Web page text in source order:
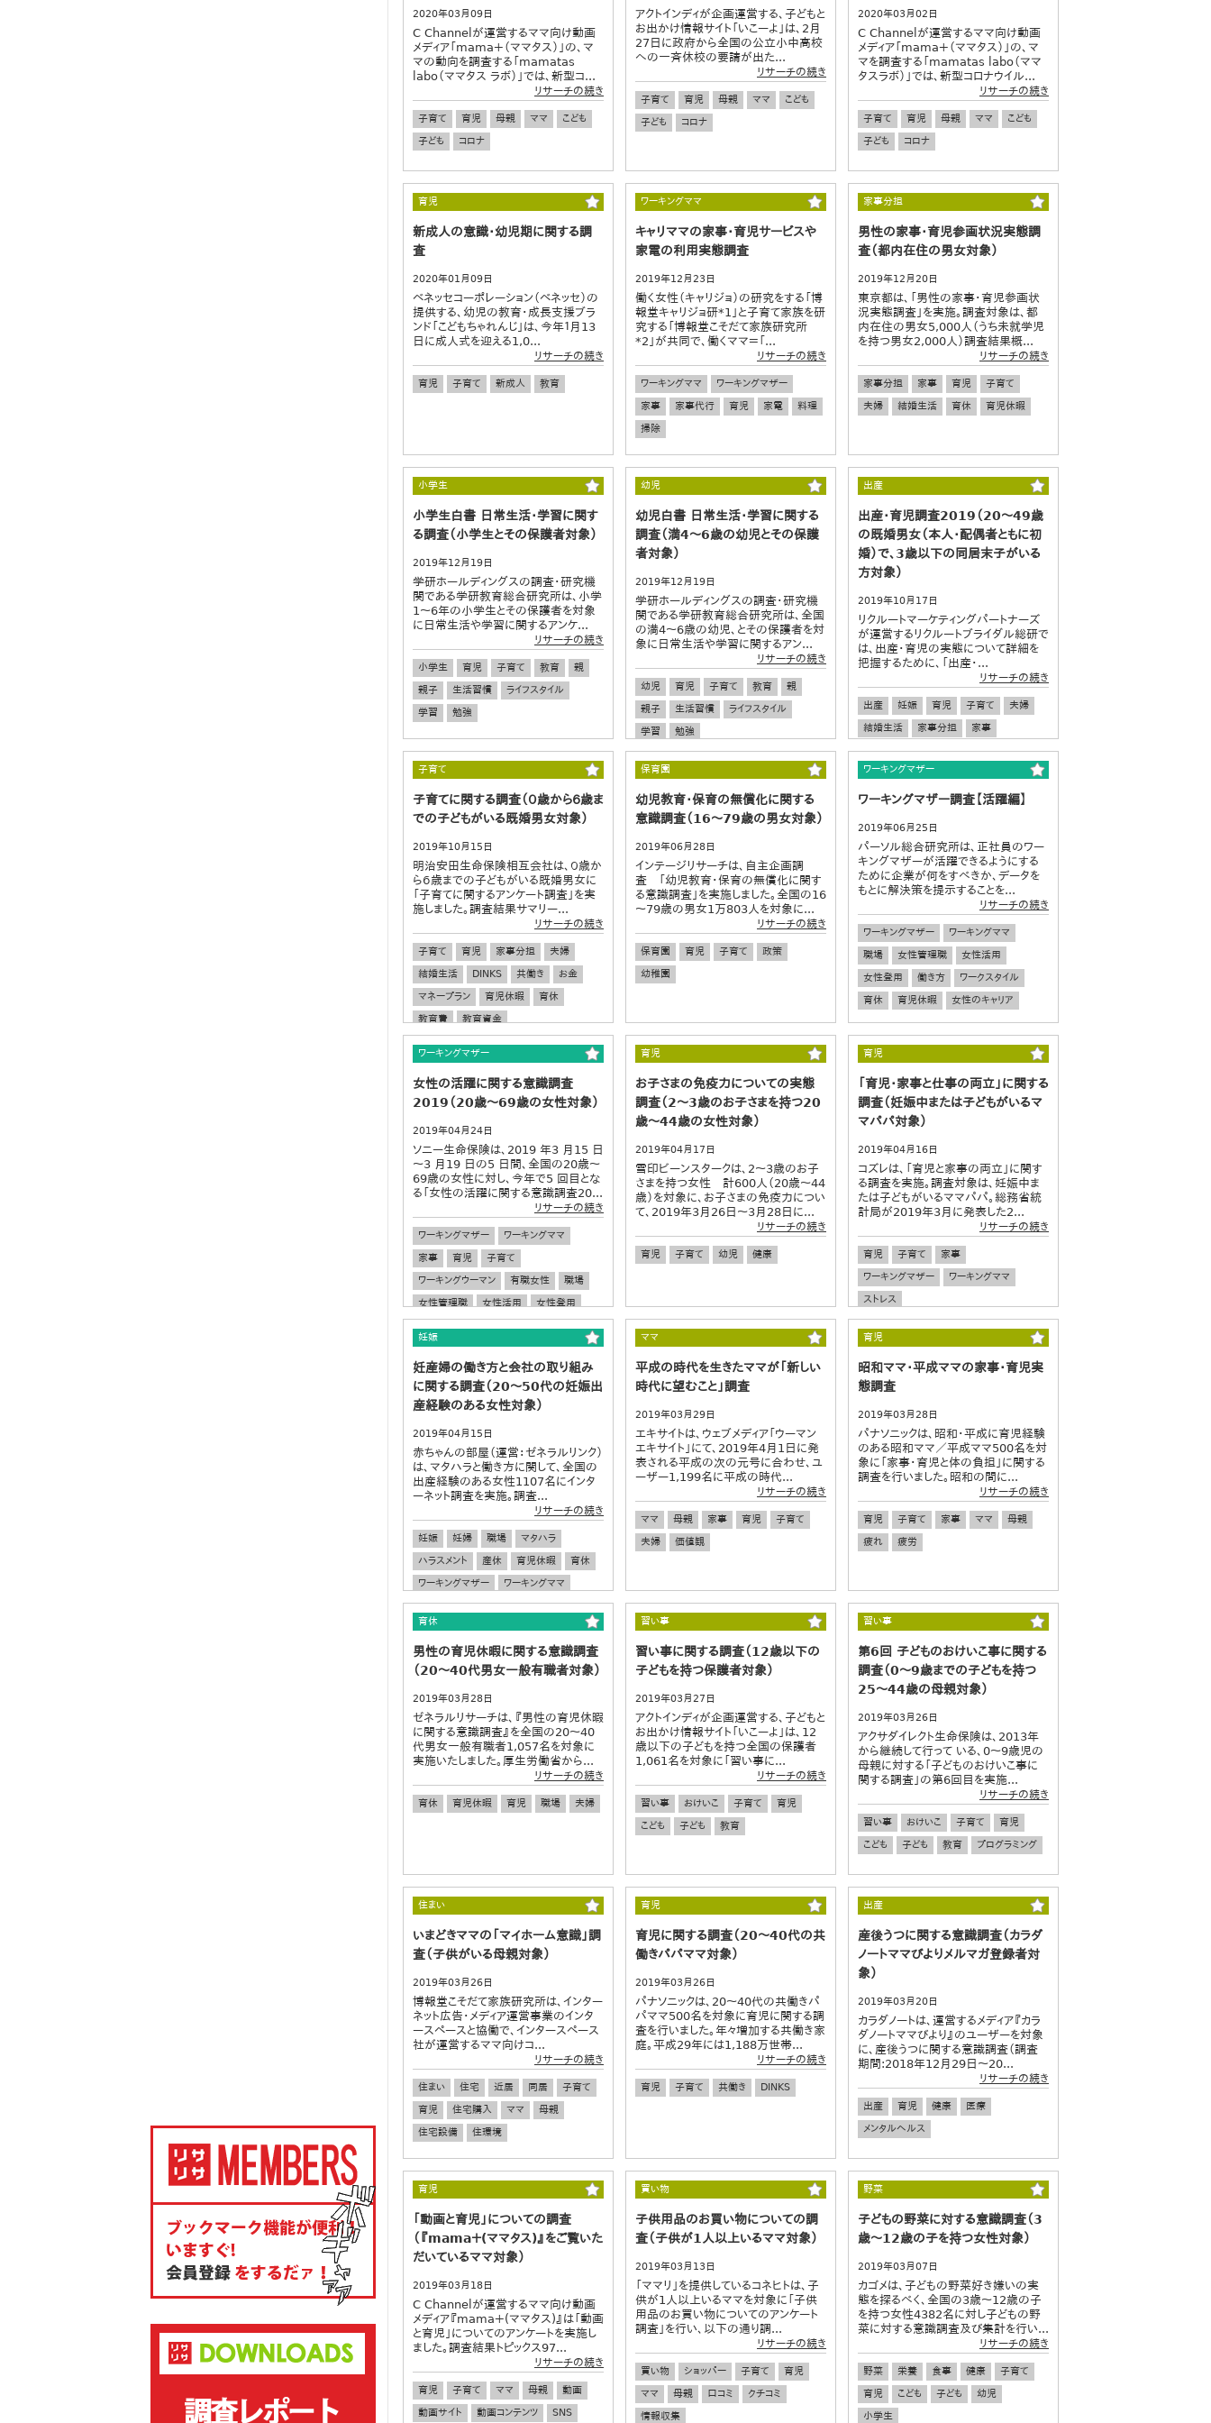
2020年03月09日
C Channelが運営するママ向け動画
メディア「mama＋（ママタス）」の、マ
マの動向を調査する「mamatas
labo（ママタス ラボ）」では、新型コ...
リサーチの続き
子育て 育児 母親 ママ
こども
子ども
コロナ
アクトインディが企画運営する、子どもと
お出かけ情報サイト「いこーよ」は、2月
27日に政府から全国の公立小中高校
への一斉休校の要請が出た...
リサーチの続き
子育て 育児 母親 ママ
こども
子ども
コロナ
2020年03月02日
C Channelが運営するママ向け動画
メディア「mama＋（ママタス）」の、マ
マを調査する「mamatas labo（ママ
タスラボ）」では、新型コロナウイル...
リサーチの続き
子育て 育児 母親 ママ
こども
子ども
コロナ
育児
新成人の意識・幼児期に関する調
査
2020年01月09日
ベネッセコーポレーション（ベネッセ）の
提供する、幼児の教育・成長支援ブラ
ンド「こどもちゃれんじ」は、今年１月13
日に成人式を迎える1,0...
リサーチの続き
育児 子育て 新成人 教育
ワーキングママ
キャリママの家事・育児サービスや
家電の利用実態調査
2019年12月23日
働く女性（キャリジョ）の研究をする「博
報堂キャリジョ研*1」と子育て家族を研
究する「博報堂こそだて家族研究所
*2」が共同で、働くママ＝「...
リサーチの続き
ワーキングママ
ワーキングマザー
家事
家事代行 育児 家電
料理
掃除
家事分担
男性の家事・育児参画状況実態調
査（都内在住の男女対象）
2019年12月20日
東京都は、「男性の家事・育児参画状
況実態調査」を実施。調査対象は、都
内在住の男女5,000人（うち未就学児
を持つ男女2,000人）調査結果概...
リサーチの続き
家事分担 家事 育児
子育て
夫婦
結婚生活 育休 育児休暇
小学生
小学生白書 日常生活・学習に関す
る調査（小学生とその保護者対象）
2019年12月19日
学研ホールディングスの調査・研究機
関である学研教育総合研究所は、小学
1～6年の小学生とその保護者を対象
に日常生活や学習に関するアンケ...
リサーチの続き
小学生 育児 子育て 教育
親
親子
生活習慣
ライフスタイル
学習
勉強
幼児
幼児白書 日常生活・学習に関する
調査（満4～6歳の幼児とその保護
者対象）
2019年12月19日
学研ホールディングスの調査・研究機
関である学研教育総合研究所は、全国
の満4～6歳の幼児、とその保護者を対
象に日常生活や学習に関するアン...
リサーチの続き
幼児 育児 子育て 教育
親
親子
生活習慣
ライフスタイル
学習
勉強
出産
出産・育児調査2019（20～49歳
の既婚男女（本人・配偶者ともに初
婚）で、3歳以下の同居末子がいる
方対象）
2019年10月17日
リクルートマーケティングパートナーズ
が運営するリクルートブライダル総研で
は、出産・育児の実態について詳細を
把握するために、「出産・...
リサーチの続き
出産 妊娠 育児 子育て
夫婦
結婚生活
家事分担 家事
子育て
子育てに関する調査（０歳から６歳ま
での子どもがいる既婚男女対象）
2019年10月15日
明治安田生命保険相互会社は、０歳か
ら６歳までの子どもがいる既婚男女に
「子育てに関するアンケート調査」を実
施しました。調査結果サマリー...
リサーチの続き
子育て 育児 家事分担
夫婦
結婚生活
DINKS 共働き
お金
マネープラン
育児休暇
育休
教育費
教育資金
保育園
幼児教育・保育の無償化に関する
意識調査（16～79歳の男女対象）
2019年06月28日
インテージリサーチは、自主企画調
査 「幼児教育・保育の無償化に関す
る意識調査」を実施しました。全国の16
～79歳の男女1万803人を対象に...
リサーチの続き
保育園 育児 子育て
政策
幼稚園
ワーキングマザー
ワーキングマザー調査【活躍編】
2019年06月25日
パーソル総合研究所は、正社員のワー
キングマザーが活躍できるようにする
ために企業が何をすべきか、データを
もとに解決策を提示することを...
リサーチの続き
ワーキングマザー
ワーキングママ
職場
女性管理職
女性活用
女性登用
働き方
ワークスタイル
育休
育児休暇 女性のキャリア
ワーキングマザー
女性の活躍に関する意識調査
2019（20歳～69歳の女性対象）
2019年04月24日
ソニー生命保険は、2019 年3 月15 日
～3 月19 日の5 日間、全国の20歳～
69歳の女性に対し、今年で5 回目とな
る「女性の活躍に関する意識調査20...
リサーチの続き
ワーキングマザー
ワーキングママ
家事
育児
子育て
ワーキングウーマン
有職女性
職場
女性管理職
女性活用
女性登用
育児
お子さまの免疫力についての実態
調査（2～3歳のお子さまを持つ20
歳～44歳の女性対象）
2019年04月17日
雪印ビーンスタークは、2～3歳のお子
さまを持つ女性 計600人（20歳～44
歳）を対象に、お子さまの免疫力につい
て、2019年3月26日～3月28日に...
リサーチの続き
育児 子育て 幼児 健康
育児
「育児・家事と仕事の両立」に関する
調査（妊娠中または子どもがいるマ
マパパ対象）
2019年04月16日
コズレは、「育児と家事の両立」に関す
る調査を実施。調査対象は、妊娠中ま
たは子どもがいるママパパ。総務省統
計局が2019年3月に発表した2...
リサーチの続き
育児 子育て
家事
ワーキングマザー
ワーキングママ
ストレス
妊娠
妊産婦の働き方と会社の取り組み
に関する調査（20～50代の妊娠出
産経験のある女性対象）
2019年04月15日
赤ちゃんの部屋（運営：ゼネラルリンク）
は、マタハラと働き方に関して、全国の
出産経験のある女性1107名にインタ
ーネット調査を実施。調査...
リサーチの続き
妊娠 妊婦 職場
マタハラ
ハラスメント
産休 育児休暇
育休
ワーキングマザー
ワーキングママ
働き方
ワークスタイル
ママ
平成の時代を生きたママが「新しい
時代に望むこと」調査
2019年03月29日
エキサイトは、ウェブメディア「ウーマン
エキサイト」にて、2019年4月1日に発
表される平成の次の元号に合わせ、ユ
ーザー1,199名に平成の時代...
リサーチの続き
ママ 母親 家事 育児
子育て
夫婦
価値観
育児
昭和ママ・平成ママの家事・育児実
態調査
2019年03月28日
パナソニックは、昭和・平成に育児経験
のある昭和ママ／平成ママ500名を対
象に「家事・育児と体の負担」に関する
調査を行いました。昭和の間に...
リサーチの続き
育児 子育て 家事 ママ
母親
疲れ
疲労
育休
男性の育児休暇に関する意識調査
（20～40代男女一般有職者対象）
2019年03月28日
ゼネラルリサーチは、『男性の育児休暇
に関する意識調査』を全国の20～40
代男女一般有職者1,057名を対象に
実施いたしました。厚生労働省から...
リサーチの続き
育休 育児休暇 育児 職場 夫婦
習い事
習い事に関する調査（12歳以下の
子どもを持つ保護者対象）
2019年03月27日
アクトインディが企画運営する、子どもと
お出かけ情報サイト「いこーよ」は、12
歳以下の子どもを持つ全国の保護者
1,061名を対象に「習い事に...
リサーチの続き
習い事 おけいこ 子育て
育児
こども
子ども 教育
習い事
第6回 子どものおけいこ事に関する
調査（0～9歳までの子どもを持つ
25～44歳の母親対象）
2019年03月26日
アクサダイレクト生命保険は、2013年
から継続して行って いる、0～9歳児の
母親に対する「子どものおけいこ事に
関する調査」の第6回目を実施...
リサーチの続き
習い事 おけいこ 子育て
育児
こども
子ども 教育 プログラミング
住まい
いまどきママの「マイホーム意識」調
査（子供がいる母親対象）
2019年03月26日
博報堂こそだて家族研究所は、インター
ネット広告・メディア運営事業のインタ
ースペースと協働で、インタースペース
社が運営するママ向けコ...
リサーチの続き
住まい 住宅 近居 同居
子育て
育児
住宅購入 ママ
母親
住宅設備
住環境
育児
育児に関する調査（20～40代の共
働きパパママ対象）
2019年03月26日
パナソニックは、20～40代の共働きパ
パママ500名を対象に育児に関する調
査を行いました。年々増加する共働き家
庭。平成29年には1,188万世帯...
リサーチの続き
育児 子育て 共働き DINKS
出産
産後うつに関する意識調査（カラダ
ノートママびよりメルマガ登録者対
象）
2019年03月20日
カラダノートは、運営するメディア『カラ
ダノートママびより』のユーザーを対象
に、産後うつに関する意識調査（調査
期間:2018年12月29日～20...
リサーチの続き
出産 育児 健康
医療
メンタルヘルス
育児
「動画と育児」についての調査
（『mama＋(ママタス)』をご覧いた
だいているママ対象）
2019年03月18日
C Channelが運営するママ向け動画
メディア『mama＋(ママタス)』は「動画
と育児」についてのアンケートを実施し
ました。調査結果トピックス97...
リサーチの続き
育児 子育て ママ 母親
動画
動画サイト
動画コンテンツ SNS
買い物
子供用品のお買い物についての調
査（子供が1人以上いるママ対象）
2019年03月13日
「ママリ」を提供しているコネヒトは、子
供が1人以上いるママを対象に「子供
用品のお買い物についてのアンケート
調査」を行い、以下の通り調...
リサーチの続き
買い物 ショッパー 子育て
育児
ママ
母親 口コミ
クチコミ
情報収集
野菜
子どもの野菜に対する意識調査（3
歳～12歳の子を持つ女性対象）
2019年03月07日
カゴメは、子どもの野菜好き嫌いの実
態を探るべく、全国の3歳～12歳の子
を持つ女性4382名に対し子どもの野
菜に対する意識調査及び集計を行い...
リサーチの続き
野菜 栄養 食事 健康
子育て
育児
こども 子ども
幼児
小学生